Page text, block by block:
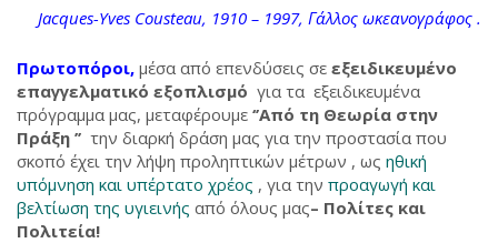
Jacques-Yves Cousteau, 1910 – 1997, Γάλλος ωκεανογράφος .
Πρωτοπόροι, μέσα από επενδύσεις σε εξειδικευμένο
επαγγελματικό εξοπλισμό για τα εξειδικευμένα
πρόγραμμα μας, μεταφέρουμε ‘’Από τη Θεωρία στην
Πράξη ’’ την διαρκή δράση μας για την προστασία που
σκοπό έχει την λήψη προληπτικών μέτρων , ως ηθική
υπόμνηση και υπέρτατο χρέος , για την προαγωγή και
βελτίωση της υγιεινής από όλους μας– Πολίτες και
Πολιτεία!